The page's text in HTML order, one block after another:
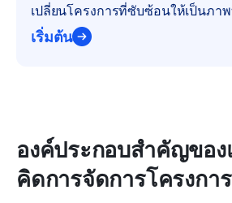
เปลี่ยนโครงการที่ซับซ้อนให้เป็นภาพ
เริ่มต้น
องค์ประกอบสำคัญขอ
คิดการจัดการโครงการ